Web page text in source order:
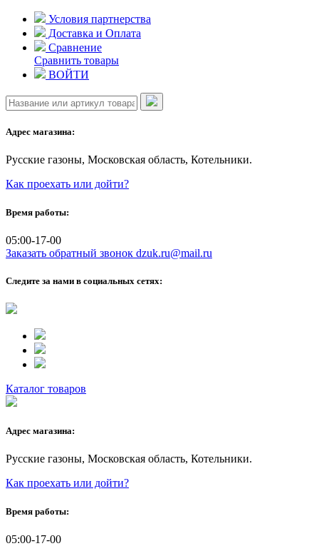
Skip
content
Условия партнерства
Доставка и Оплата
Сравнение
Сравнить товары
ВОЙТИ
Адрес магазина:
Русские газоны, Московская область, Котельники.
Как проехать или дойти?
Время работы:
05:00-17-00
Заказать обратный звонок dzuk.ru@mail.ru
Следите за нами в социальных сетях:
Каталог товаров
Адрес магазина:
Русские газоны, Московская область, Котельники.
Как проехать или дойти?
Время работы:
05:00-17-00